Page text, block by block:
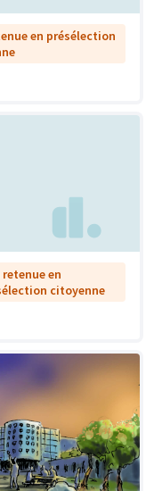
en présélection
retenue en
citoyenne